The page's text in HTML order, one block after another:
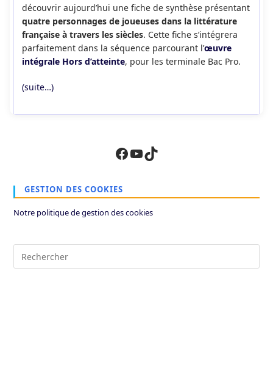
découvrir aujourd’hui une fiche de synthèse présentant
quatre personnages de joueuses dans la littérature
française à travers les siècles. Cette fiche s’intégrera
parfaitement dans la séquence parcourant l’œuvre
intégrale Hors d’atteinte, pour les terminale Bac Pro.
(suite…)
Facebook
YouTube
TikTok
GESTION DES COOKIES
Notre politique de gestion des cookies